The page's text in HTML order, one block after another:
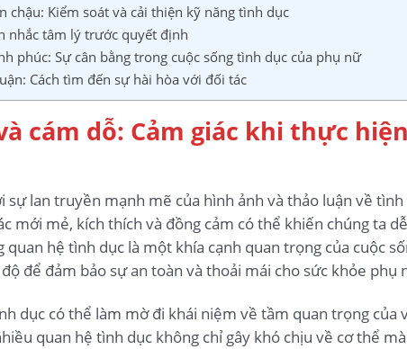
chậu: Kiểm soát và cải thiện kỹ năng tình dục
nhắc tâm lý trước quyết định
phúc: Sự cân bằng trong cuộc sống tình dục của phụ nữ
Cách tìm đến sự hài hòa với đối tác
cám dỗ: Cảm giác khi thực
sự lan truyền mạnh mẽ của hình ảnh và thảo luận về
mới mẻ, kích thích và đồng cảm có thể khiến chúng ta
quan hệ tình dục là một khía cạnh quan trọng của cuộc
để đảm bảo sự an toàn và thoải mái cho sức khỏe phụ
dục có thể làm mờ đi khái niệm về tầm quan trọng
quan hệ tình dục không chỉ gây khó chịu về cơ thể